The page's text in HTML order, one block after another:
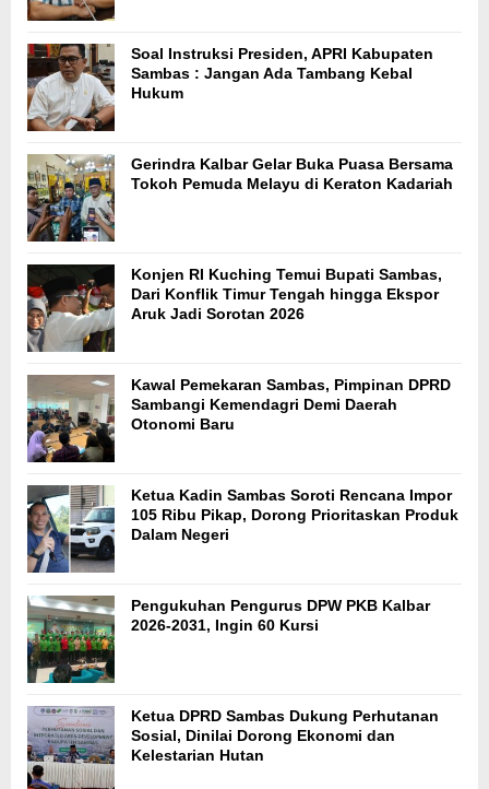
Soal Instruksi Presiden, APRI Kabupaten
Sambas : Jangan Ada Tambang Kebal
Hukum
Gerindra Kalbar Gelar Buka Puasa Bersama
Tokoh Pemuda Melayu di Keraton Kadariah
Konjen RI Kuching Temui Bupati Sambas,
Dari Konflik Timur Tengah hingga Ekspor
Aruk Jadi Sorotan 2026
Kawal Pemekaran Sambas, Pimpinan DPRD
Sambangi Kemendagri Demi Daerah
Otonomi Baru
Ketua Kadin Sambas Soroti Rencana Impor
105 Ribu Pikap, Dorong Prioritaskan Produk
Dalam Negeri
Pengukuhan Pengurus DPW PKB Kalbar
2026-2031, Ingin 60 Kursi
Ketua DPRD Sambas Dukung Perhutanan
Sosial, Dinilai Dorong Ekonomi dan
Kelestarian Hutan